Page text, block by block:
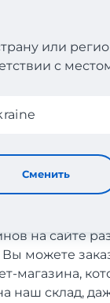
или
с
Сменить
и
в
на сайте
можете
магазина,
наш склад,